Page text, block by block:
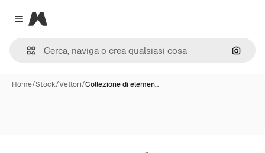
Close menu
Magnific
Cerca
Home/Stock/Vettori/Collezione di elemen…